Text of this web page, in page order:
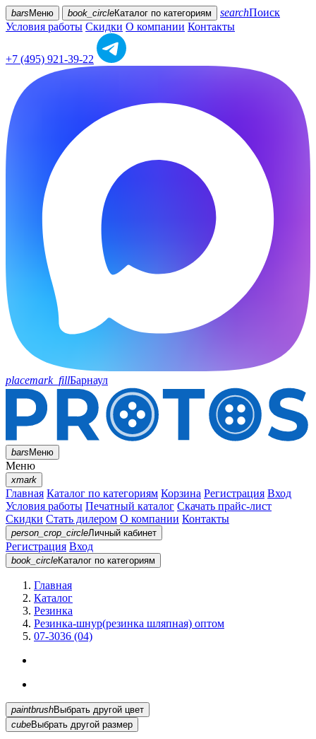
bars Меню book_circleКаталог по категориям searchПоиск
Условия работы Скидки О компании Контакты
+7 (495) 921-39-22
placemark_fillБарнаул
barsМеню
Меню
xmark
Главная Каталог по категориям Корзина Регистрация Вход
Условия работы Печатный каталог Скачать прайс-лист
Скидки Стать дилером О компании Контакты
person_crop_circleЛичный кабинет
Регистрация Вход
book_circleКаталог по категориям
Главная
Каталог
Резинка
Резинка-шнур(резинка шляпная) оптом
07-3036 (04)
paintbrush
Выбрать другой цвет
cubeВыбрать другой размер